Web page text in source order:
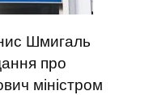
Шмигаль
про
міністром